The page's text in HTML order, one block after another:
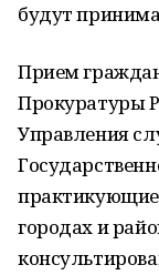
будут
Прием
Прокуратуры
Управления
практикующие
городах и